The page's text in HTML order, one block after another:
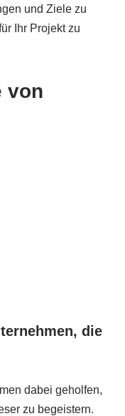
und Ziele zu
Ihr Projekt zu
von
die
dabei geholfen,
zu begeistern.